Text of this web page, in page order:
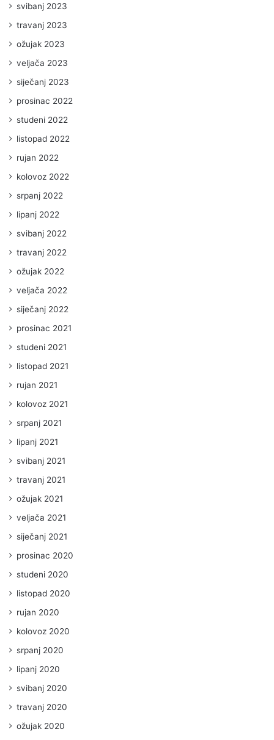
svibanj 2023
travanj 2023
ožujak 2023
veljača 2023
siječanj 2023
prosinac 2022
studeni 2022
listopad 2022
rujan 2022
kolovoz 2022
srpanj 2022
lipanj 2022
svibanj 2022
travanj 2022
ožujak 2022
veljača 2022
siječanj 2022
prosinac 2021
studeni 2021
listopad 2021
rujan 2021
kolovoz 2021
srpanj 2021
lipanj 2021
svibanj 2021
travanj 2021
ožujak 2021
veljača 2021
siječanj 2021
prosinac 2020
studeni 2020
listopad 2020
rujan 2020
kolovoz 2020
srpanj 2020
lipanj 2020
svibanj 2020
travanj 2020
ožujak 2020